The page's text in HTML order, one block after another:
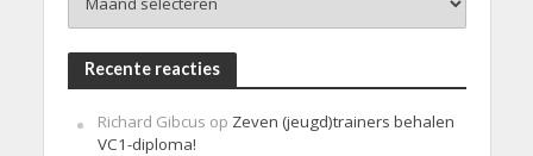
Recente reacties
Richard Gibcus op Zeven (jeugd)trainers behalen
VC1-diploma!